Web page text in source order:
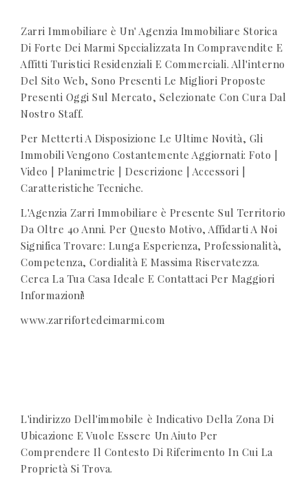
Zarri Immobiliare è Un' Agenzia Immobiliare Storica
Di Forte Dei Marmi Specializzata In Compravendite E
Affitti Turistici Residenziali E Commerciali. All'interno
Del Sito Web, Sono Presenti Le Migliori Proposte
Presenti Oggi Sul Mercato, Selezionate Con Cura Dal
Nostro Staff.
Per Metterti A Disposizione Le Ultime Novità, Gli
Immobili Vengono Costantemente Aggiornati: Foto |
Video | Planimetrie | Descrizione | Accessori |
Caratteristiche Tecniche.
L'Agenzia Zarri Immobiliare è Presente Sul Territorio
Da Oltre 40 Anni. Per Questo Motivo, Affidarti A Noi
Significa Trovare: Lunga Esperienza, Professionalità,
Competenza, Cordialità E Massima Riservatezza.
Cerca La Tua Casa Ideale E Contattaci Per Maggiori
Informazioni!
www.zarrifortedeimarmi.com
L'indirizzo Dell'immobile è Indicativo Della Zona Di
Ubicazione E Vuole Essere Un Aiuto Per
Comprendere Il Contesto Di Riferimento In Cui La
Proprietà Si Trova.